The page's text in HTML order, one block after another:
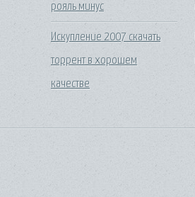
рояль минус
Искупление 2007 скачать
торрент в хорошем
качестве